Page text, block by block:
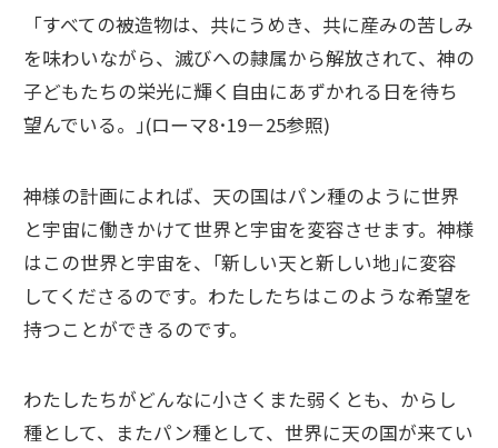
「すべての被造物は、共にうめき、共に産みの苦しみ
を味わいながら、滅びへの隷属から解放されて、神の
子どもたちの栄光に輝く自由にあずかれる日を待ち
望んでいる。｣(ローマ8･19－25参照)
神様の計画によれば、天の国はパン種のように世界
と宇宙に働きかけて世界と宇宙を変容させます。神様
はこの世界と宇宙を、｢新しい天と新しい地｣に変容
してくださるのです。わたしたちはこのような希望を
持つことができるのです。
わたしたちがどんなに小さくまた弱くとも、からし
種として、またパン種として、世界に天の国が来てい